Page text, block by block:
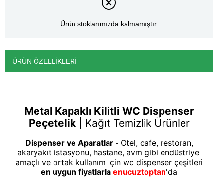
Ürün stoklarımızda kalmamıştır.
ÜRÜN ÖZELLIKLERI
Metal Kapaklı Kilitli WC Dispenser
Peçetelik| Kağıt Temizlik Ürünler
Dispenser ve Aparatlar- Otel, cafe, restoran,
akaryakıt istasyonu, hastane, avm gibi endüstriyel
amaçlı ve ortak kullanım için wc dispenser çeşitleri
en uygun fiyatlarla enucuztoptan'da